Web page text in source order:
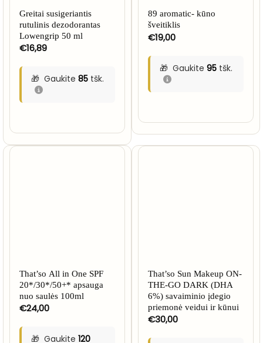
Greitai susigeriantis
rutulinis dezodorantas
Lowengrip 50 ml
€16,89
Gaukite 85tšk.
89 aromatic- kūno
šveitiklis
€19,00
Gaukite 95tšk.
That’so All in One SPF
20*/30*/50+* apsauga
nuo saulės 100ml
€24,00
Gaukite 120
That’so Sun Makeup ON-
THE-GO DARK (DHA
6%) savaiminio įdegio
priemonė veidui ir kūnui
€30,00